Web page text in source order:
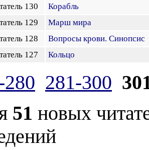
130
Корабль
129
Марш мира
128
Вопросы крови. Синопсис
127
Кольцо
280 281-300
51 новых